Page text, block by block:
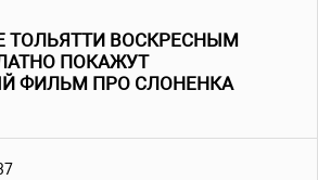
ТОЛЬЯТТИ ВОСКРЕСНЫМ
ПОКАЖУТ
ФИЛЬМ ПРО СЛОНЕНКА